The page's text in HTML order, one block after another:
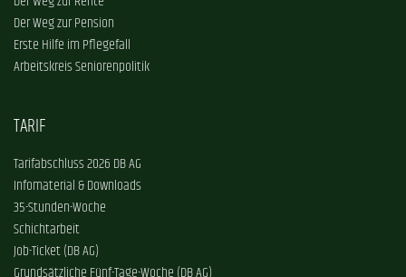
Der Weg zur Pension
Erste Hilfe im Pflegefall
Arbeitskreis Seniorenpolitik
TARIF
Tarifabschluss 2026 DB AG
Infomaterial & Downloads
35-Stunden-Woche
Schichtarbeit
Job-Ticket (DB AG)